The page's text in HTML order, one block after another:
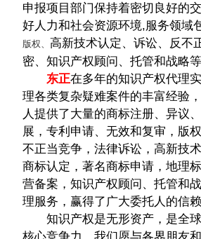
申报项目部门保持着密切良好的
好人力和社会资源环境,服务领域
版权、 高新技术认定、诉讼、反不
密、知识产权顾问、托管和战略等
东正在多年的知识产权代理
理各类复杂疑难案件的丰富经验
人提供了大量的商标注册、异议
展，专利申请、无效和复审，版
不正当竞争，法律诉讼，高新技
商标认定，著名商标申请，地理
营备案，知识产权顾问、托管和
理服务，赢得了广大委托人的信赖
知识产权是无形资产，是全球